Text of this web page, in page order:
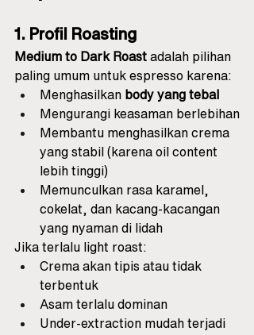
1. Profil Roasting
Medium to Dark Roast adalah pilihan
paling umum untuk espresso karena:
Menghasilkan body yang tebal
Mengurangi keasaman berlebihan
Membantu menghasilkan crema
yang stabil (karena oil content
lebih tinggi)
Memunculkan rasa karamel,
cokelat, dan kacang-kacangan
yang nyaman di lidah
Jika terlalu light roast:
Crema akan tipis atau tidak
terbentuk
Asam terlalu dominan
Under-extraction mudah terjadi